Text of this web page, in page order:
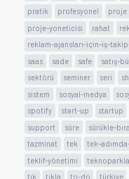
pratik
profesyonel proje
proje-yoneticisi
rahat
reklam-ajansları-için-iş-
saas
sade safe satış-
sektörü
seminer seri
sistem
sosyal-medya
spotify
start-up startup
support
süre sürükle-
tazminat
tek tek-
teklif-yönetimi
tık
tıkla to-do türkiye